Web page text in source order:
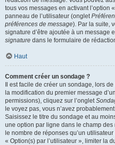
tous vos messages en activant l’option
panneau de l’utilisateur (onglet
préférences de message). Par la suite,
signature d’être ajoutée à un message
signature dans le formulaire de
Haut
Comment créer un sondage ?
Il est facile de créer un sondage, lors
la modification du premier message
permissions), cliquez sur l’onglet
le voyez pas, vous n’avez
Saisissez le titre du sondage et au
une option par ligne dans le champ
le nombre de réponses qu’un
« Option(s) par l’utilisateur », limiter la